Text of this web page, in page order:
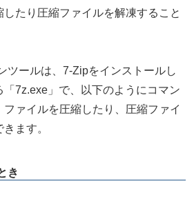
たり圧縮ファイルを解凍すること
ツールは、7-Zipをインストールし
7z.exe」で、以下のようにコマン
ファイルを圧縮したり、圧縮ファイ
ます。
き